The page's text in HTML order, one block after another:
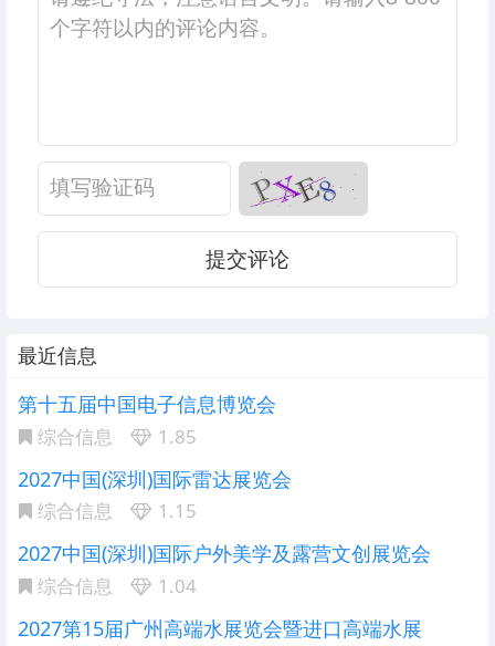
提交评论
最近信息
第十五届中国电子信息博览会
综合信息 1.85
2027中国(深圳)国际雷达展览会
综合信息 1.15
2027中国(深圳)国际户外美学及露营文创展览会
综合信息 1.04
2027第15届广州高端水展览会暨进口高端水展